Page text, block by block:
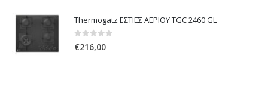
Thermogatz ΕΣΤΙΕΣ ΑΕΡΙΟΥ TGC 2460 GL
0out of 5
€216,00